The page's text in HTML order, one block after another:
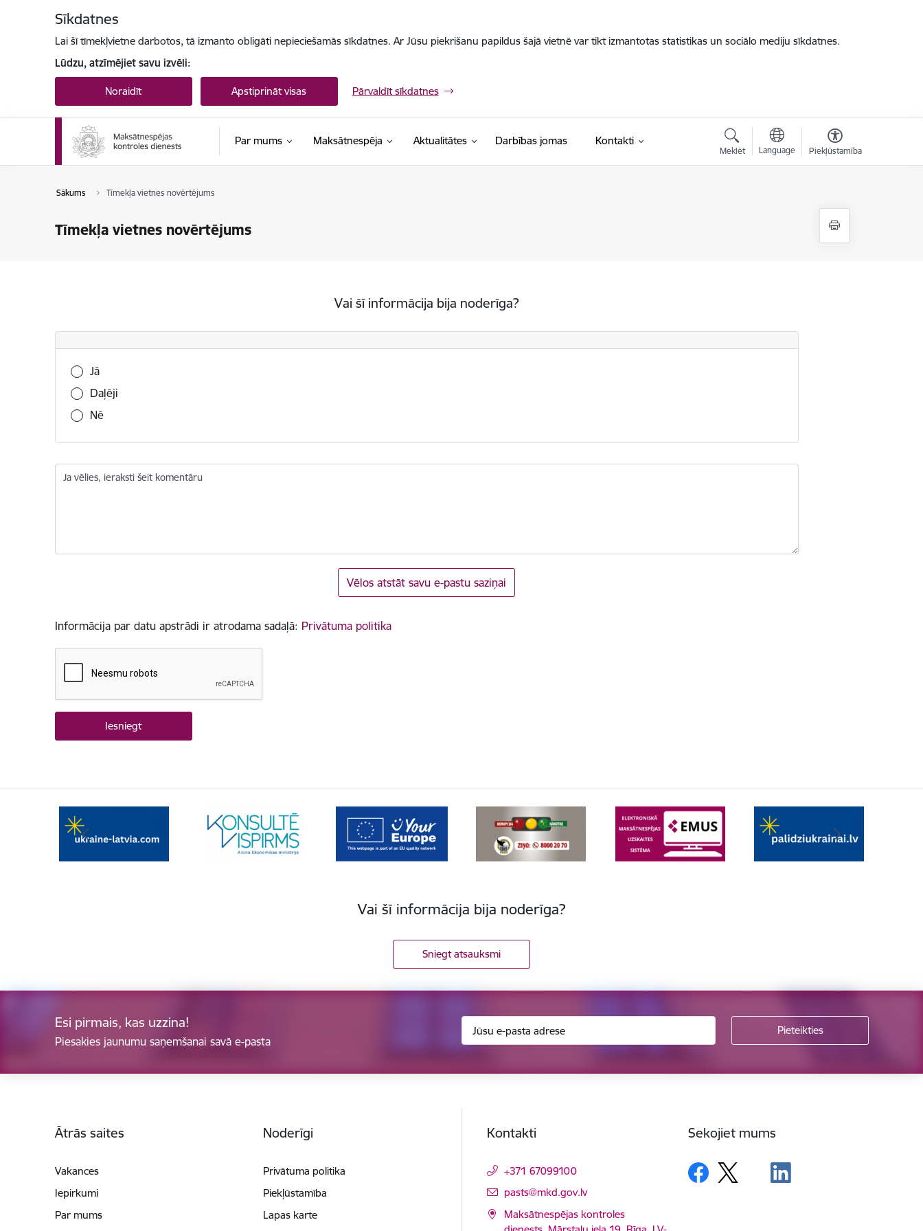
Sīkdatnes
Lai šī tīmekļvietne darbotos, tā izmanto obligāti nepieciešamās sīkdatnes. Ar Jūsu piekrišanu papildus šajā vietnē var tikt izmantotas statistikas un sociālo mediju sīkdatnes.
Lūdzu, atzīmējiet savu izvēli:
Noraidīt Apstiprināt visas Pārvaldīt sīkdatnes
Par mums Maksātnespēja Aktualitātes Darbības jomas Kontakti
Meklēt Language Piekļūstamība
Sākums Tīmekļa vietnes novērtējums
Tīmekļa vietnes novērtējums
Vai šī informācija bija noderīga?
Vai šī informācija bija noderīga?
Jā
Daļēji
Nē
Ja vēlies, ieraksti šeit komentāru
Vēlos atstāt savu e-pastu saziņai
Informācija par datu apstrādi ir atrodama sadaļā: Privātuma politika
Vai šī informācija bija noderīga?
Sniegt atsauksmi
Esi pirmais, kas uzzina!
Piesakies jaunumu saņemšanai savā e-pasta
Ātrās saites
Vakances
Iepirkumi
Par mums
Noderīgi
Privātuma politika
Piekļūstamība
Lapas karte
Kontakti
+371 67099100
E-pasts:
pasts@mkd.gov.lv
Maksātnespējas kontroles
Sekojiet mums